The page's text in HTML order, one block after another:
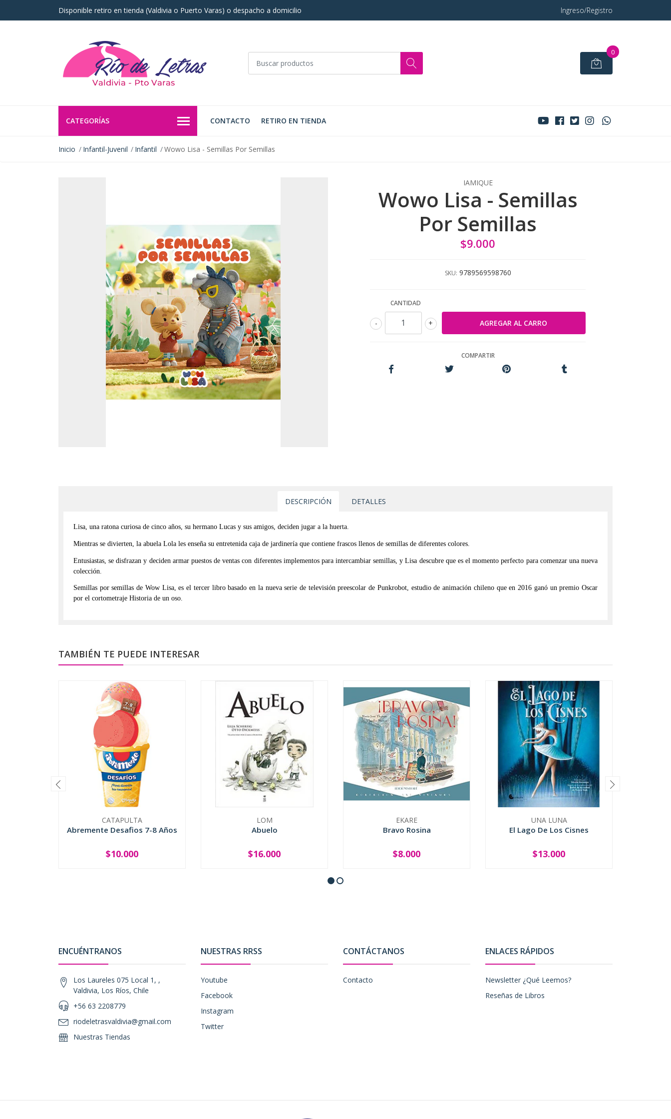
Disponible retiro en tienda (Valdivia o Puerto Varas) o despacho a domicilio Ingreso/Registro
0
CATEGORÍAS CONTACTO RETIRO EN TIENDA
Inicio Infantil-Juvenil Infantil Wowo Lisa - Semillas Por Semillas
IAMIQUE
Wowo Lisa - Semillas
Por Semillas
$9.000
SKU: 9789569598760
CANTIDAD
+
-
COMPARTIR
DESCRIPCIÓN DETALLES
Lisa, una ratona curiosa de cinco años, su hermano Lucas y sus amigos, deciden jugar a la huerta.
Mientras se divierten, la abuela Lola les enseña su entretenida caja de jardinería que contiene frascos llenos de semillas de diferentes colores.
Entusiastas, se disfrazan y deciden armar puestos de ventas con diferentes implementos para intercambiar semillas, y Lisa descubre que es el momento perfecto para comenzar una nueva
colección.
Semillas por semillas de Wow Lisa, es el tercer libro basado en la nueva serie de televisión preescolar de Punkrobot, estudio de animación chileno que en 2016 ganó un premio Oscar
por el cortometraje Historia de un oso.
TAMBIÉN TE PUEDE INTERESAR
CATAPULTA
Abremente Desafios 7-8 Años
+
$10.000
LOM
Abuelo
+
$16.000
EKARE
Bravo Rosina
+
$8.000
UNA LUNA
El Lago De Los Cisnes
+
$13.000
ENCUÉNTRANOS
Los Laureles 075 Local 1, ,
Valdivia, Los Ríos, Chile
+56 63 2208779
riodeletrasvaldivia@gmail.com
Nuestras Tiendas
NUESTRAS RRSS
Youtube
Facebook
Instagram
Twitter
CONTÁCTANOS
Contacto
ENLACES RÁPIDOS
Newsletter ¿Qué Leemos?
Reseñas de Libros